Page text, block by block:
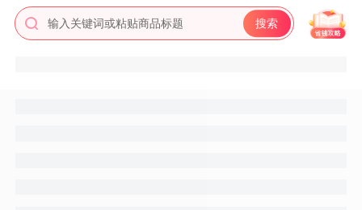
输入关键词或粘贴商品标题 搜索